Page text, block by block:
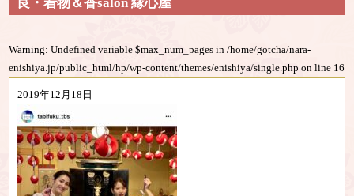
Warning: Undefined variable $max_num_pages in/home/gotcha/nara-
enishiya.jp/public_html/hp/wp-content/themes/enishiya/single.php on line 16
2019年12月18日